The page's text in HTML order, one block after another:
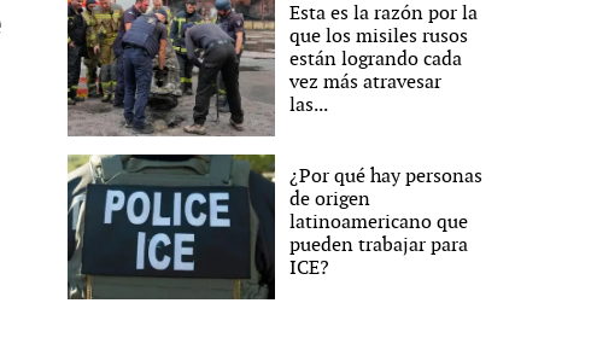
Esta es la razón por la
que los misiles rusos
están logrando cada
vez más atravesar
las...
¿Por qué hay personas
de origen
latinoamericano que
pueden trabajar para
ICE?